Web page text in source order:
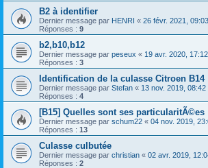
B2 à identifier
Dernier message par HENRI « 26 févr. 2021, 09:03
Réponses : 9
b2,b10,b12
Dernier message par peseux « 19 avr. 2020, 17:12
Réponses : 3
Identification de la culasse Citroen B14
Dernier message par Stefan « 13 nov. 2019, 08:42
Réponses : 4
[B15] Quelles sont ses particularitÃ©es
Dernier message par schum22 « 04 nov. 2019,
Réponses : 13
Culasse culbutée
Dernier message par christian « 02 avr. 2019,
Réponses : 2